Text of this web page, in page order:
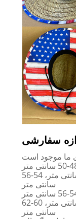
سفارشی
متر
50-52 سانتی متر، 52-54 سانتی متر، 54-56
سانتی متر
متر
56-58 سانتی متر، 58-60 سانتی متر، 60-62
سانتی متر